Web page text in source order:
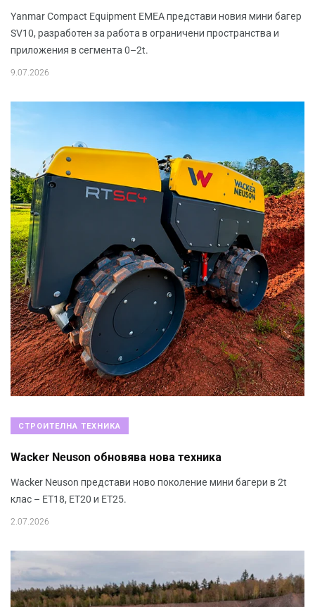
Yanmar Compact Equipment EMEA представи новия мини багер
SV10, разработен за работа в ограничени пространства и
приложения в сегмента 0–2t.
9.07.2026
СТРОИТЕЛНА ТЕХНИКА
Wacker Neuson обновява нова техника
Wacker Neuson представи ново поколение мини багери в 2t
клас – ET18, ET20 и ET25.
2.07.2026